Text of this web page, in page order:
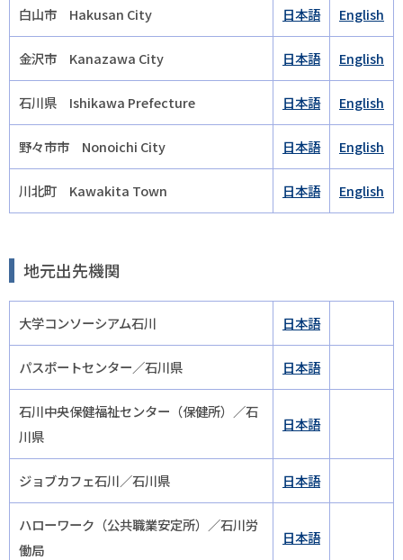
白山市 Hakusan City 日本語 English
金沢市 Kanazawa City 日本語 English
石川県 Ishikawa Prefecture 日本語 English
野々市市 Nonoichi City 日本語 English
川北町 Kawakita Town 日本語 English
地元出先機関
大学コンソーシアム石川 日本語
パスポートセンター／石川県 日本語
石川中央保健福祉センター（保健所）／石
川県
日本語
ジョブカフェ石川／石川県 日本語
ハローワーク（公共職業安定所）／石川労
働局
日本語